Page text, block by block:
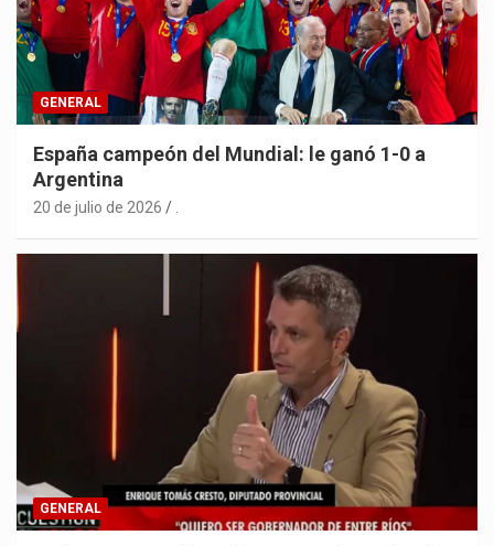
GENERAL
España campeón del Mundial: le ganó 1-0 a
Argentina
20 de julio de 2026
GENERAL